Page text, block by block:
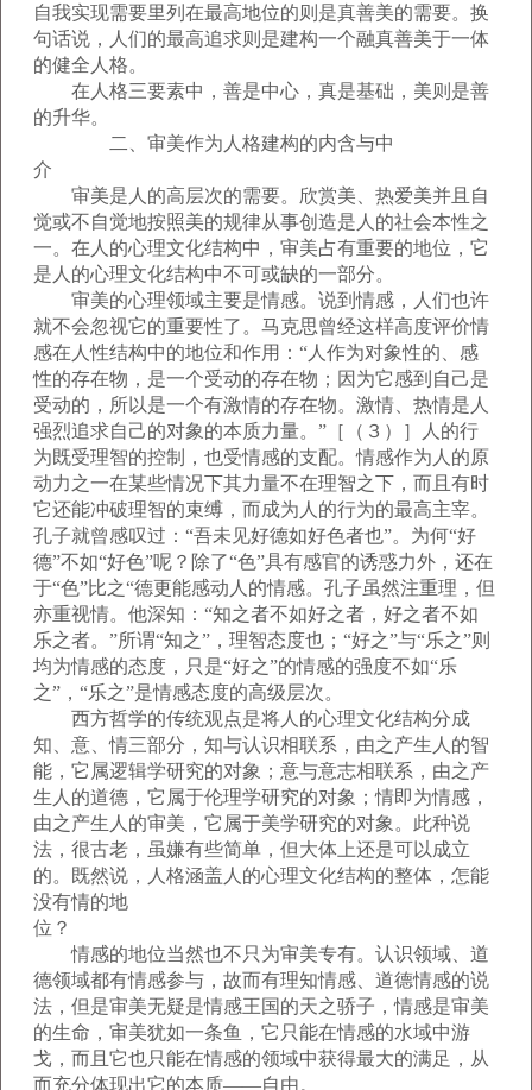
自我实现需要里列在最高地位的则是真善美的需要。换
句话说，人们的最高追求则是建构一个融真善美于一体
的健全人格。
在人格三要素中，善是中心，真是基础，美则是善
的升华。
二、审美作为人格建构的内含与中
介
审美是人的高层次的需要。欣赏美、热爱美并且自
觉或不自觉地按照美的规律从事创造是人的社会本性之
一。在人的心理文化结构中，审美占有重要的地位，它
是人的心理文化结构中不可或缺的一部分。
审美的心理领域主要是情感。说到情感，人们也许
就不会忽视它的重要性了。马克思曾经这样高度评价情
感在人性结构中的地位和作用：“人作为对象性的、感
性的存在物，是一个受动的存在物；因为它感到自己是
受动的，所以是一个有激情的存在物。激情、热情是人
强烈追求自己的对象的本质力量。”［（３）］人的行
为既受理智的控制，也受情感的支配。情感作为人的原
动力之一在某些情况下其力量不在理智之下，而且有时
它还能冲破理智的束缚，而成为人的行为的最高主宰。
孔子就曾感叹过：“吾未见好德如好色者也”。为何“好
德”不如“好色”呢？除了“色”具有感官的诱惑力外，还在
于“色”比之“德更能感动人的情感。孔子虽然注重理，但
亦重视情。他深知：“知之者不如好之者，好之者不如
乐之者。”所谓“知之”，理智态度也；“好之”与“乐之”则
均为情感的态度，只是“好之”的情感的强度不如“乐
之”，“乐之”是情感态度的高级层次。
西方哲学的传统观点是将人的心理文化结构分成
知、意、情三部分，知与认识相联系，由之产生人的智
能，它属逻辑学研究的对象；意与意志相联系，由之产
生人的道德，它属于伦理学研究的对象；情即为情感，
由之产生人的审美，它属于美学研究的对象。此种说
法，很古老，虽嫌有些简单，但大体上还是可以成立
的。既然说，人格涵盖人的心理文化结构的整体，怎能
没有情的地
位
情感的地位当然也不只为审美专有。认识领域、道
德领域都有情感参与，故而有理知情感、道德情感的说
法，但是审美无疑是情感王国的天之骄子，情感是审美
的生命，审美犹如一条鱼，它只能在情感的水域中游
戈，而且它也只能在情感的领域中获得最大的满足，从
而充分体现出它的本质——自由。